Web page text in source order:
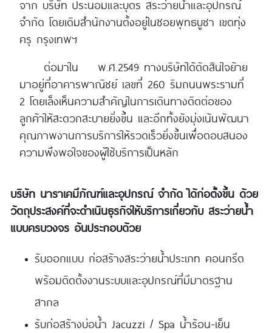
จาก บริษัท ประนอมและบุตร สระว่ายน้ำและอุปกรณ์
จำกัด โดยเดิมสำนักงานตั้งอยู่ในซอยพุทธบูชา เขตทุ่ง
ครุ กรุงเทพฯ
ต่อมาใน พ.ศ.2549 ทางบริษัทได้ตัดสินใจย้าย
มาอยู่ที่อาคารพาณิชย์ เลขที่ 260 ริมถนนพระรามที่
2 โดยเล็งเห็นความสำคัญในการเดินทางติดต่อของ
ลูกค้าให้สะดวกสะบายยิ่งขึ้น และอีกทั้งยังมุ่งเน้นพัฒนา
คุณภาพงานการบริการให้รวดเร็วยิ่งขึ้นเพื่อตอบสนอง
ความพึงพอใจของผู้ใช้บริการเป็นหลัก
บริษัท นาราเคมีภัณฑ์และอุปกรณ์ จำกัด ได้ก่อตั้งขึ้น ด้วย
วัตถุประสงค์ที่จะดำเนินธุรกิจให้บริการเกี่ยวกับ สระว่ายน้ำ
แบบครบวงจร อันประกอบด้วย
รับออกแบบ ก่อสร้างสระว่ายน้ำประเภท คอนกรีต
พร้อมติดตั้งงานระบบและอุปกรณ์ที่มีมาตรฐาน
สากล
รับก่อสร้างบ่อน้ำ Jacuzzi / Spa น้ำร้อน-เย็น